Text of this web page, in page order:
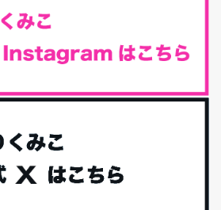
健康維持の中でいっちばん大事！だと私
免...
！みんな何買う？
をシリカシリカにしているんだけど確か
。今までいろ...
ために今できる５つのこと。
整え方。 私も気づけばアラフィフ、これ
...